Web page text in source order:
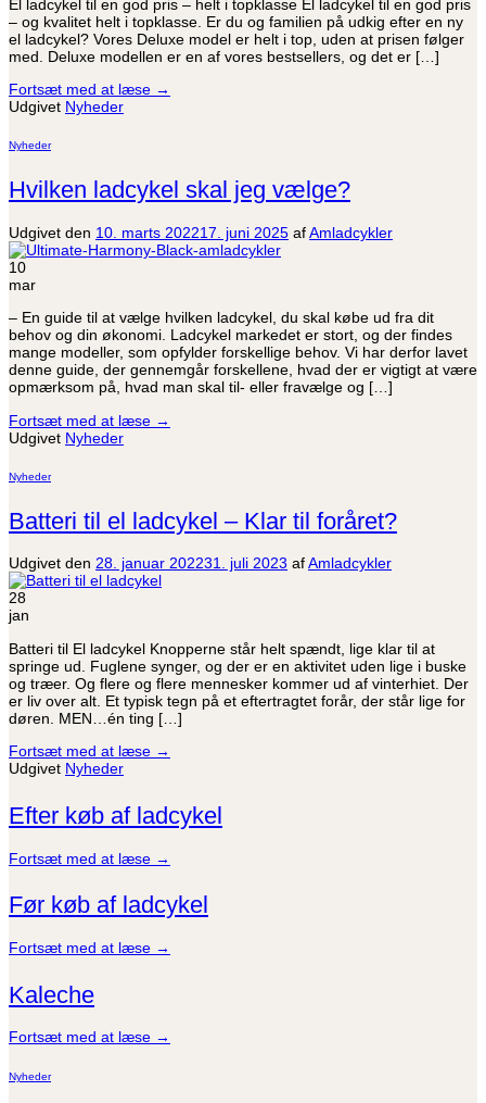
El ladcykel til en god pris – helt i topklasse El ladcykel til en god pris
– og kvalitet helt i topklasse. Er du og familien på udkig efter en ny
el ladcykel? Vores Deluxe model er helt i top, uden at prisen følger
med. Deluxe modellen er en af vores bestsellers, og det er […]
Fortsæt med at læse →
Udgivet Nyheder
Nyheder
Hvilken ladcykel skal jeg vælge?
Udgivet den 10. marts 202217. juni 2025 afAmladcykler
10
mar
– En guide til at vælge hvilken ladcykel, du skal købe ud fra dit
behov og din økonomi. Ladcykel markedet er stort, og der findes
mange modeller, som opfylder forskellige behov. Vi har derfor lavet
denne guide, der gennemgår forskellene, hvad der er vigtigt at være
opmærksom på, hvad man skal til- eller fravælge og […]
Fortsæt med at læse →
Udgivet Nyheder
Nyheder
Batteri til el ladcykel – Klar til foråret?
Udgivet den 28. januar 202231. juli 2023 afAmladcykler
28
jan
Batteri til El ladcykel Knopperne står helt spændt, lige klar til at
springe ud. Fuglene synger, og der er en aktivitet uden lige i buske
og træer. Og flere og flere mennesker kommer ud af vinterhiet. Der
er liv over alt. Et typisk tegn på et eftertragtet forår, der står lige for
døren. MEN…én ting […]
Fortsæt med at læse →
Udgivet Nyheder
Efter køb af ladcykel
Fortsæt med at læse →
Før køb af ladcykel
Fortsæt med at læse →
Kaleche
Fortsæt med at læse →
Nyheder